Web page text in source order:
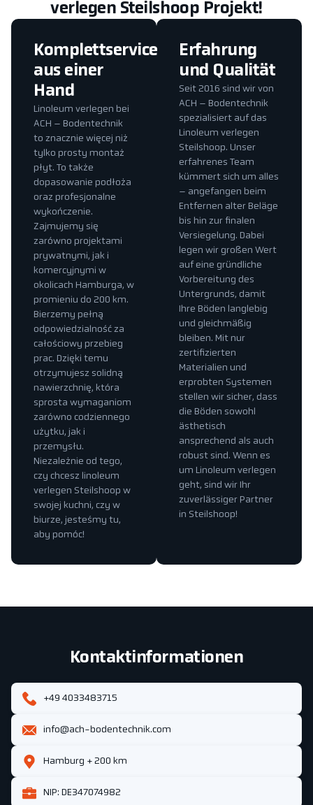
verlegen Steilshoop Projekt!
Erfahrung
und Qualität
Seit 2016 sind wir von
ACH – Bodentechnik
spezialisiert auf das
Linoleum verlegen
Steilshoop. Unser
erfahrenes Team
kümmert sich um alles
– angefangen beim
Entfernen alter Beläge
bis hin zur finalen
Versiegelung. Dabei
legen wir großen Wert
auf eine gründliche
Vorbereitung des
Untergrunds, damit
Ihre Böden langlebig
und gleichmäßig
bleiben. Mit nur
zertifizierten
Materialien und
erprobten Systemen
stellen wir sicher, dass
die Böden sowohl
ästhetisch
ansprechend als auch
robust sind. Wenn es
um Linoleum verlegen
geht, sind wir Ihr
zuverlässiger Partner
in Steilshoop!
Komplettservice
aus einer
Hand
Linoleum verlegen bei
ACH – Bodentechnik
to znacznie więcej niż
tylko prosty montaż
płyt. To także
dopasowanie podłoża
oraz profesjonalne
wykończenie.
Zajmujemy się
zarówno projektami
prywatnymi, jak i
komercyjnymi w
okolicach Hamburga, w
promieniu do 200 km.
Bierzemy pełną
odpowiedzialność za
całościowy przebieg
prac. Dzięki temu
otrzymujesz solidną
nawierzchnię, która
sprosta wymaganiom
zarówno codziennego
użytku, jak i
przemysłu.
Niezależnie od tego,
czy chcesz linoleum
verlegen Steilshoop w
swojej kuchni, czy w
biurze, jesteśmy tu,
aby pomóc!
Kontaktinformationen
+49 4033483715
info@ach-bodentechnik.com
Hamburg + 200 km
NIP: DE347074982